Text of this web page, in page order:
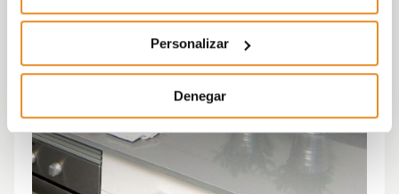
Personalizar
Denegar